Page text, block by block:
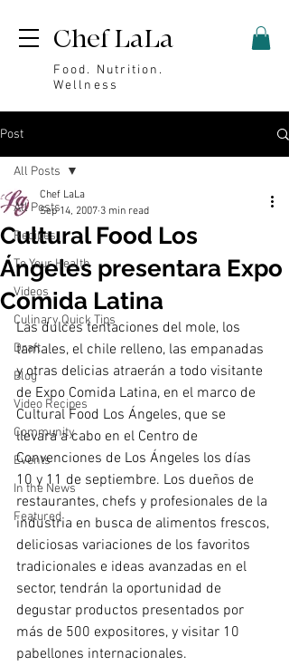
Chef LaLa
Food. Nutrition.
Wellness
Post
All Posts
Recipes
To Your Health
Videos
Culinary Quick Tips
Draft
Blog
Video Recipes
Community
Events
In the News
Featured
All Posts
Cultural Food Los
Ángeles presentara Expo
Comida Latina
Chef LaLa
Sep 14, 2007 3 min read
Las dulces tentaciones del mole, los
tamales, el chile relleno, las empanadas
y otras delicias atraerán a todo visitante
de Expo Comida Latina, en el marco de
Cultural Food Los Ángeles, que se
llevará a cabo en el Centro de
Convenciones de Los Ángeles los días
10 y 11 de septiembre. Los dueños de
restaurantes, chefs y profesionales de la
industria en busca de alimentos frescos,
deliciosas variaciones de los favoritos
tradicionales e ideas avanzadas en el
sector, tendrán la oportunidad de
degustar productos presentados por
más de 500 expositores, y visitar 10
pabellones internacionales.